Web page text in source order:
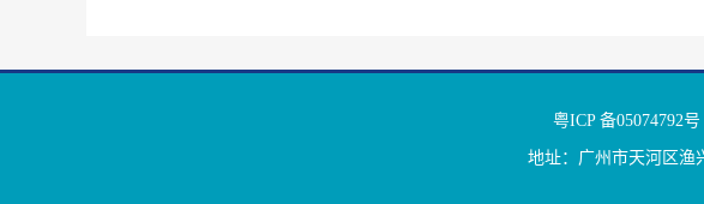
粤ICP 备05074792
地址：广州市天河区渔